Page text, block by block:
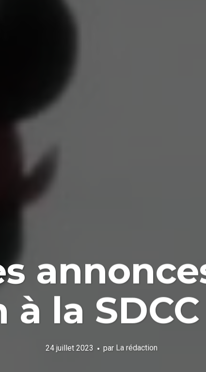
à la
24 juillet 2023 par La rédaction